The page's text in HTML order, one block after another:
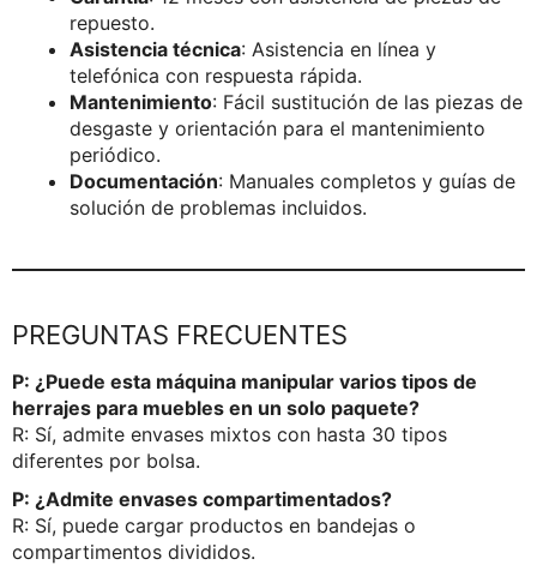
repuesto.
Asistencia técnica: Asistencia en línea y
telefónica con respuesta rápida.
Mantenimiento: Fácil sustitución de las piezas de
desgaste y orientación para el mantenimiento
periódico.
Documentación: Manuales completos y guías de
solución de problemas incluidos.
PREGUNTAS FRECUENTES
P: ¿Puede esta máquina manipular varios tipos de
herrajes para muebles en un solo paquete?
R: Sí, admite envases mixtos con hasta 30 tipos
diferentes por bolsa.
P: ¿Admite envases compartimentados?
R: Sí, puede cargar productos en bandejas o
compartimentos divididos.